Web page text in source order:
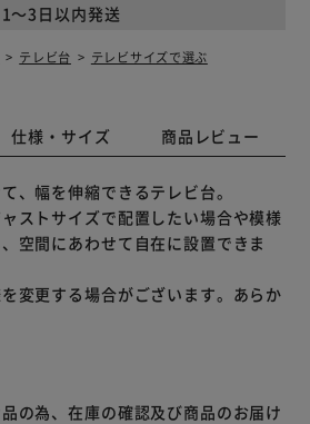
1～3日以内発送
テレビ台
テレビサイズで選ぶ
仕様・サイズ 商品レビュー
、幅を伸縮できるテレビ台。
ストサイズで配置したい場合や模様
空間にあわせて自在に設置できま
変更する場合がございます。あらか
の為、在庫の確認及び商品のお届け